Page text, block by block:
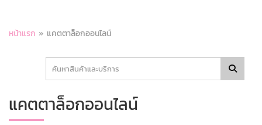
หน้าแรก » แคตตาล็อกออนไลน์
แคตตาล็อกออนไลน์